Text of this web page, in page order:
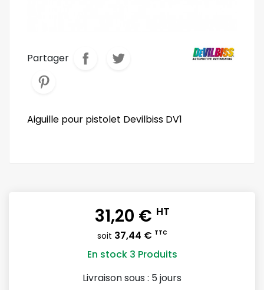
Partager
Aiguille pour pistolet Devilbiss DV1
31,20 € HT
soit 37,44 € TTC
En stock 3 Produits
Livraison sous : 5 jours